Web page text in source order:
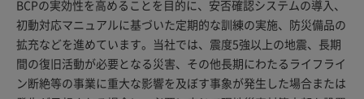
BCPの実効性を高めることを目的に、安否確認システムの導入、
初動対応マニュアルに基づいた定期的な訓練の実施、防災備品の
拡充などを進めています。当社では、震度5強以上の地震、長期
間の復旧活動が必要となる災害、その他長期にわたるライフライ
ン断絶等の事業に重大な影響を及ぼす事象が発生した場合または